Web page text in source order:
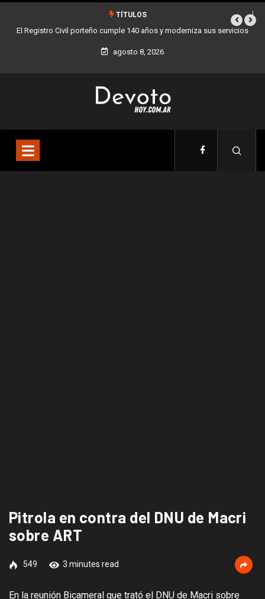
TÍTULOS
años y moderniza sus servicios Buenos Aires sumó 12 nuevos Bares
agosto 8, 2026
Pitrola en contra del DNU de Macri
sobre ART
549 3 minutes read
En la reunión Bicameral que trató el DNU de Macri sobre